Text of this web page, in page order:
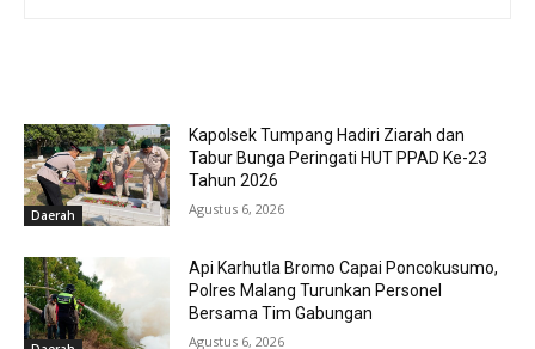
Daerah
Kapolsek Tumpang Hadiri Ziarah dan
Tabur Bunga Peringati HUT PPAD Ke-23
Tahun 2026
Agustus 6, 2026
Api Karhutla Bromo Capai Poncokusumo,
Polres Malang Turunkan Personel
Bersama Tim Gabungan
Agustus 6, 2026